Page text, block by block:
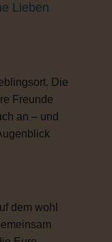
Lieben
Die
Freunde
an – und
dem wohl